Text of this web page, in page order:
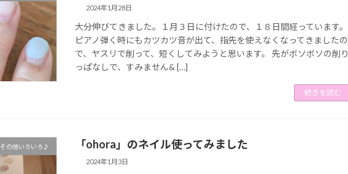
2024年1月28日
大分伸びてきました。１月３日に付けたので、１８日間経っています。
ピアノ弾く時にもカツカツ音が出て、指先を使えなくなってきましたの
で、ヤスリで削って、短くしてみようと思います。 先がボソボソの削り
っぱなしで、すみません& […]
続きを読む
その他いろいろ♪ 「ohora」のネイル使ってみました
2024年1月3日